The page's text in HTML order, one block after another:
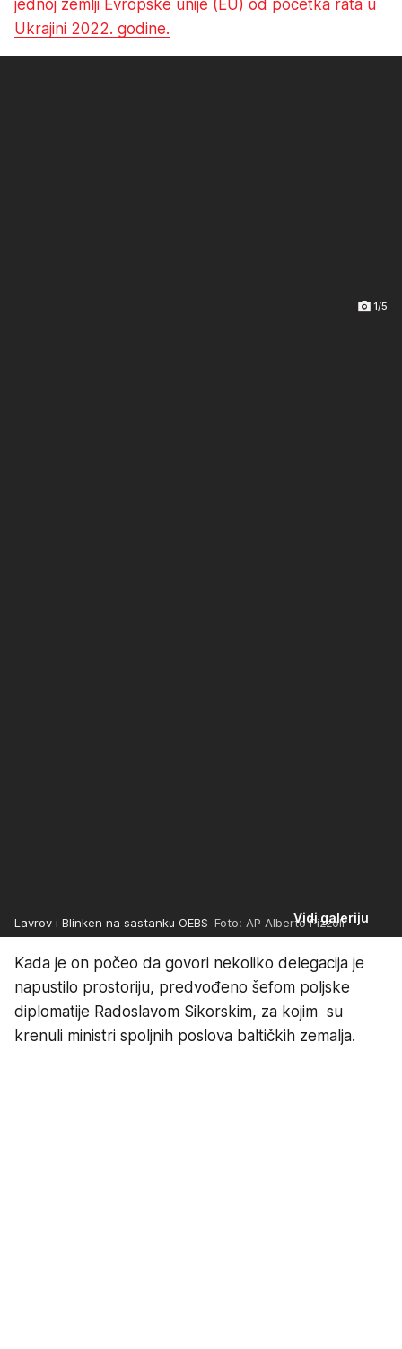
jednoj zemlji Evropske unije (EU) od početka rata u
Ukrajini 2022. godine.
1/5
Vidi galeriju
Lavrov i Blinken na sastanku OEBS Foto: AP Alberto Pizzoli
Kada je on počeo da govori nekoliko delegacija je
napustilo prostoriju, predvođeno šefom poljske
diplomatije Radoslavom Sikorskim, za kojim su
krenuli ministri spoljnih poslova baltičkih zemalja.